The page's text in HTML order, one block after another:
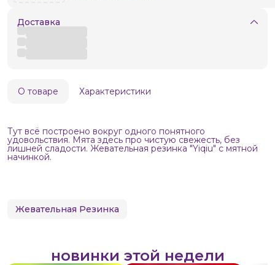
Доставка
О товаре Характеристики
Тут всё построено вокруг одного понятного
удовольствия. Мята здесь про чистую свежесть, без
лишней сладости. Жевательная резинка "Yiqiu" с мятной
начинкой.
Жевательная Резинка
новинки этой недели